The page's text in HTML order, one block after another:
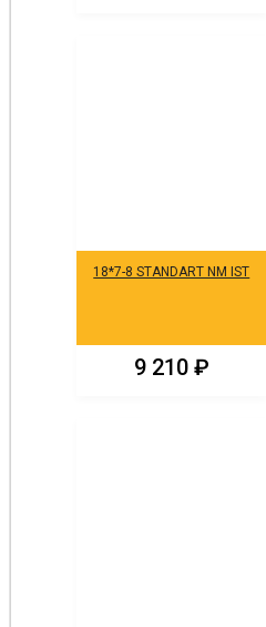
18*7-8 STANDART NM IST
9 210 ₽